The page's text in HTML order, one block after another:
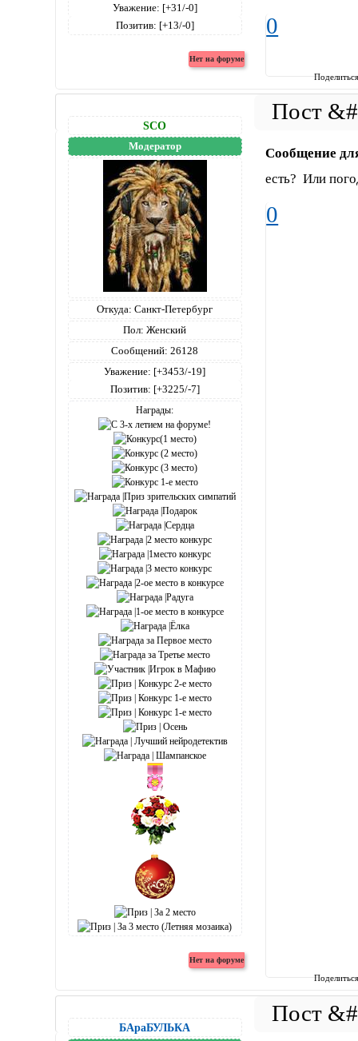
Уважение: [+31/-0]
Позитив: [+13/-0] 0
SCO
Модератор
Откуда: Санкт-Петербург
Пол: Женский
Сообщений: 26128
Уважение: [+3453/-19]
Позитив: [+3225/-7]
Награды:
Сообщение
есть? Или
0
БАраБУЛЬКА